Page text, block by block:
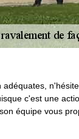
c'est une
équipe vous